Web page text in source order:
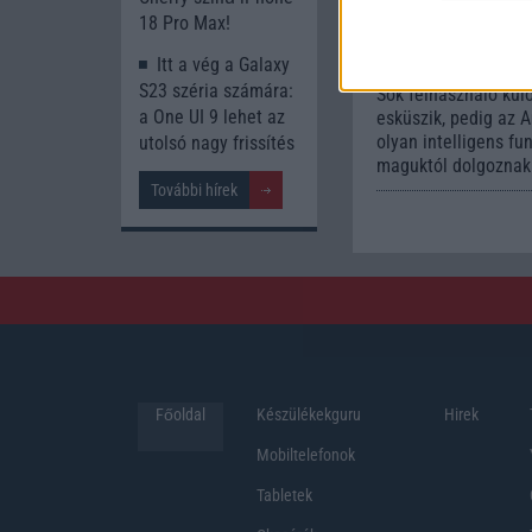
Sok felhasználó
esküszik, pedig az
olyan intelligens
maguktól
18 Pro Max!
Itt a vég a Galaxy
S23 széria számára:
a One UI 9 lehet az
utolsó nagy frissítés
További hírek
Főoldal Készülékekguru
Mobiltelefonok
Tabletek
Hirek